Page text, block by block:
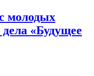
молодых
«Будущее